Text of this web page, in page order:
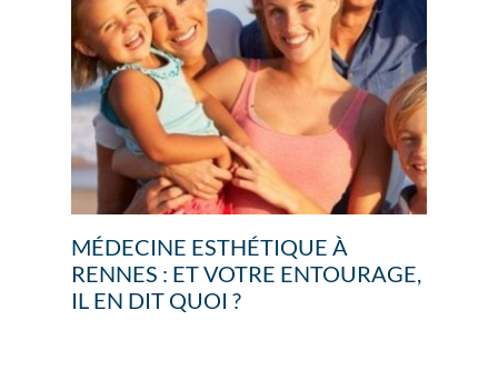
MÉDECINE ESTHÉTIQUE À
RENNES : ET VOTRE ENTOURAGE,
IL EN DIT QUOI ?